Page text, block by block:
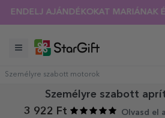
RENDELJ AJÁNDÉKOKAT MARIÁNAK
Személyre szabott motorok
Személyre szabott
3 922 Ft
Olvasd el